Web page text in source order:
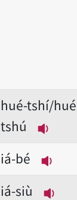
播
hué-tshí/
tshú
播放
iá-bé
播放
iá-siù